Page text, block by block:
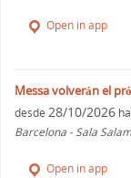
Open in app
Messa volverán el
desde 28/10/2026
Barcelona - Sala
Open in app